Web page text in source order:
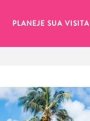
PLANEJE SUA VISITA